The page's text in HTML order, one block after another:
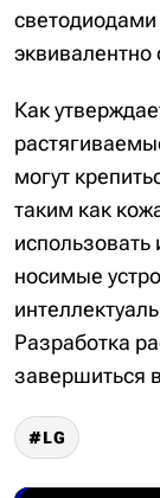
светодиодами
Как
могут
таким как
использовать
носимые
Разработка
завершиться
LG